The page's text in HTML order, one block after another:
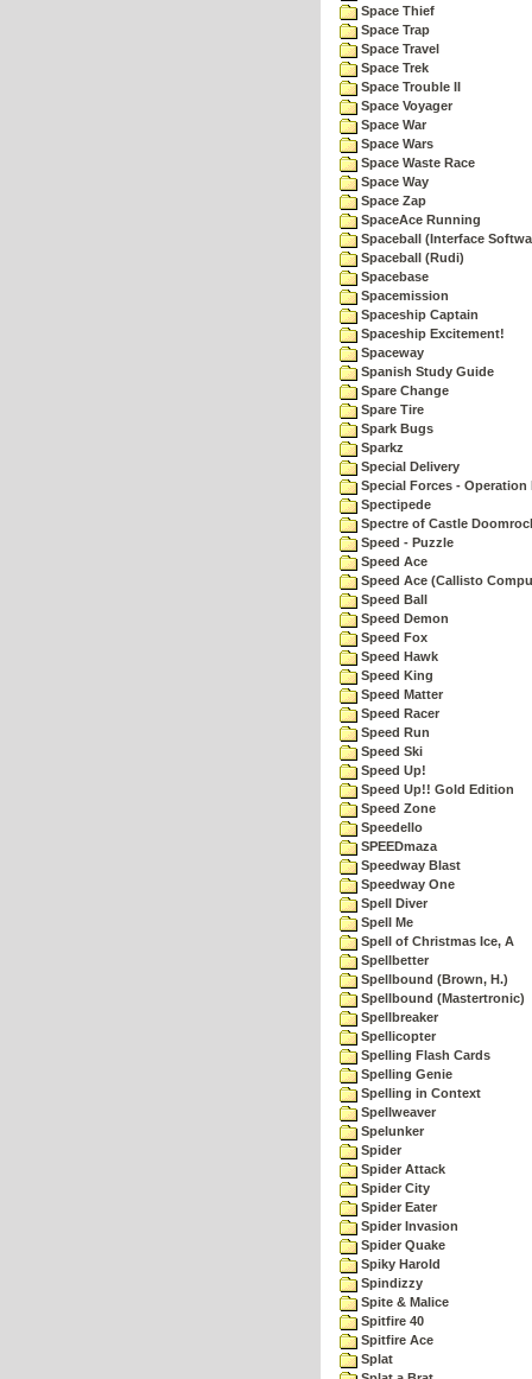
Space Thief
Space Trap
Space Travel
Space Trek
Space Trouble II
Space Voyager
Space War
Space Wars
Space Waste Race
Space Way
Space Zap
SpaceAce Running
Spaceball (Interface
Spaceball (Rudi)
Spacebase
Spacemission
Spaceship Captain
Spaceship Excitement!
Spaceway
Spanish Study Guide
Spare Change
Spare Tire
Spark Bugs
Sparkz
Special Delivery
Special Forces - Operation
Spectipede
Spectre of Castle
Speed - Puzzle
Speed Ace
Speed Ace (Callisto
Speed Ball
Speed Demon
Speed Fox
Speed Hawk
Speed King
Speed Matter
Speed Racer
Speed Run
Speed Ski
Speed Up!
Speed Up!! Gold Edition
Speed Zone
Speedello
SPEEDmaza
Speedway Blast
Speedway One
Spell Diver
Spell Me
Spell of Christmas Ice, A
Spellbetter
Spellbound (Brown, H.)
Spellbound (Mastertronic)
Spellbreaker
Spellicopter
Spelling Flash Cards
Spelling Genie
Spelling in Context
Spellweaver
Spelunker
Spider
Spider Attack
Spider City
Spider Eater
Spider Invasion
Spider Quake
Spiky Harold
Spindizzy
Spite & Malice
Spitfire 40
Spitfire Ace
Splat